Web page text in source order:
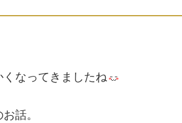
なってきましたね
話。